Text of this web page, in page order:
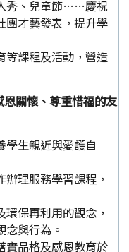
秀、兒童節……慶祝
團才藝發表，提升學
等課程及活動，營造
恩關懷、尊重惜福的友
學生親近與愛護自
理服務學習課程，
保再利用的觀念，
與行為。
實品格及感恩教育於